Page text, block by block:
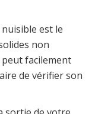
est le
non
peut facilement
de vérifier son